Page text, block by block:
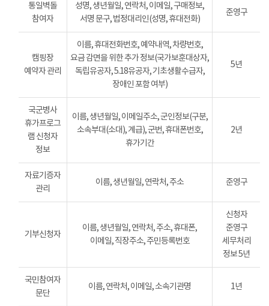
통일벽돌
참여자
성명, 생년월일, 연락처, 이메일, 구매정보,
서명 문구, 법정대리인(성명, 휴대전화)
준영구
캠핑장
예약자 관리
이름, 휴대전화번호, 예약내역, 차량번호,
요금 감면을 위한 추가 정보(국가보훈대상자,
독립유공자, 5.18유공자, 기초생활수급자,
장애인 포함 여부)
5년
국군병사
휴가프로그
램 신청자
정보
이름, 생년월일, 이메일주소, 군인정보(구분,
소속부대(소대), 계급), 군번, 휴대폰번호,
휴가기간
2년
자료기증자
관리
이름, 생년월일, 연락처, 주소 준영구
기부신청자
이름, 생년월일, 연락처, 주소, 휴대폰,
이메일, 직장주소, 주민등록번호
신청자
준영구
세무처리
정보 5년
국민참여자
문단
이름, 연락처, 이메일, 소속기관명 1년